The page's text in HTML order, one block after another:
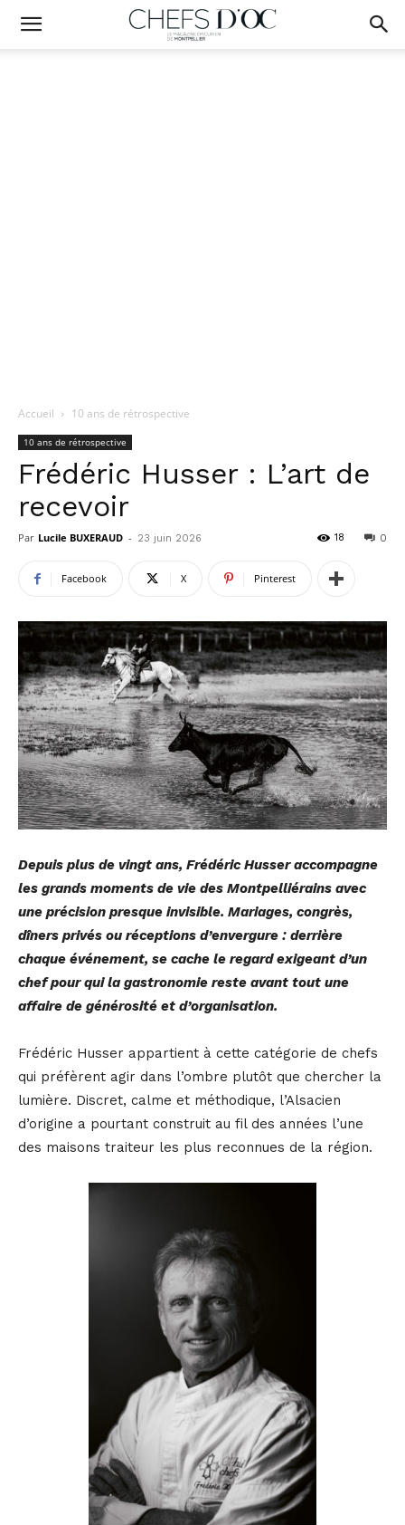
Accueil 10 ans de rétrospective
10 ans de rétrospective
Frédéric Husser : L’art de
recevoir
Par Lucile BUXERAUD - 23 juin 2026 0
18
Facebook X Pinterest
Depuis plus de vingt ans, Frédéric Husser accompagne
les grands moments de vie des Montpelliérains avec
une précision presque invisible. Mariages, congrès,
dîners privés ou réceptions d’envergure : derrière
chaque événement, se cache le regard exigeant d’un
chef pour qui la gastronomie reste avant tout une
affaire de générosité et d’organisation.
Frédéric Husser appartient à cette catégorie de chefs
qui préfèrent agir dans l’ombre plutôt que chercher la
lumière. Discret, calme et méthodique, l’Alsacien
d’origine a pourtant construit au fil des années l’une
des maisons traiteur les plus reconnues de la région.